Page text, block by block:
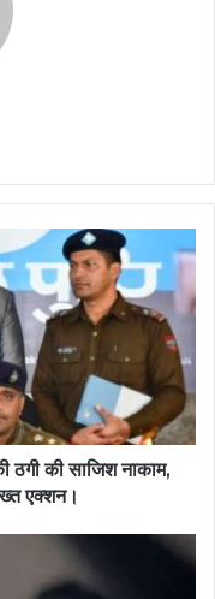
ठगी की साजिश नाकाम,
एक्शन।